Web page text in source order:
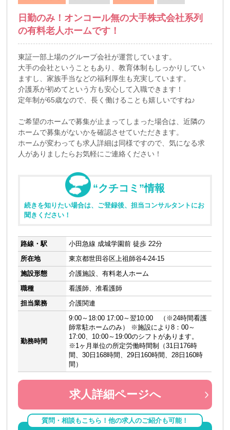
日勤のみ！オンコール無の大手株式会社系列
の有料老人ホームです！
東証一部上場のグループ会社が運営しています。
大手の会社ということもあり、教育体制もしっかりしてい
ますし、家族手当などの福利厚生も充実しています。
介護系が初めてという方も安心して入職できます！
定年制が65歳なので、長く働けることも嬉しいですね♪
ご希望のホームで募集が止まってしまった場合は、近隣の
ホームで募集がないかを確認させていただきます。
ホームが変わっても求人詳細は同様ですので、気になる求
人がありましたらお気軽にご連絡ください！
“クチコミ”情報
続きを知りたい場合は、ご登録後、担当コンサルタントにお
聞きください！
路線・駅
小田急線 成城学園前 徒歩 22分
所在地
東京都世田谷区上祖師谷4-24-15
施設形態
介護施設、有料老人ホーム
職種
看護師、准看護師
担当業務
介護関連
勤務時間
9:00～18:00 17:00～翌10:00 （※24時間看護
師常駐ホームのみ） ※施設により8：00～
17:00、10:00～19:00のシフトがあります。
※1ヶ月単位の所定労働時間制（31日176時
間、30日168時間、29日160時間、28日160時
間）
求人詳細ページへ
質問・相談もこちら！他の求人のご紹介も可能！